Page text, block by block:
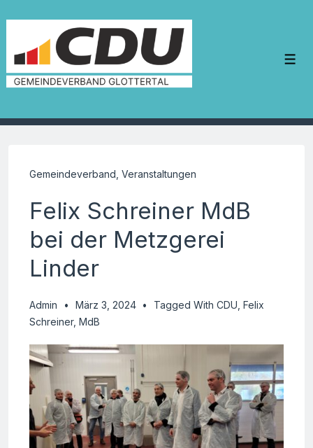
Inhalt
Gemeindeverband Veranstaltungen
Felix Schreiner MdB
bei der Metzgerei
Linder
Admin März 3, 2024 Tagged WithCDU ,Felix
Schreiner, MdB